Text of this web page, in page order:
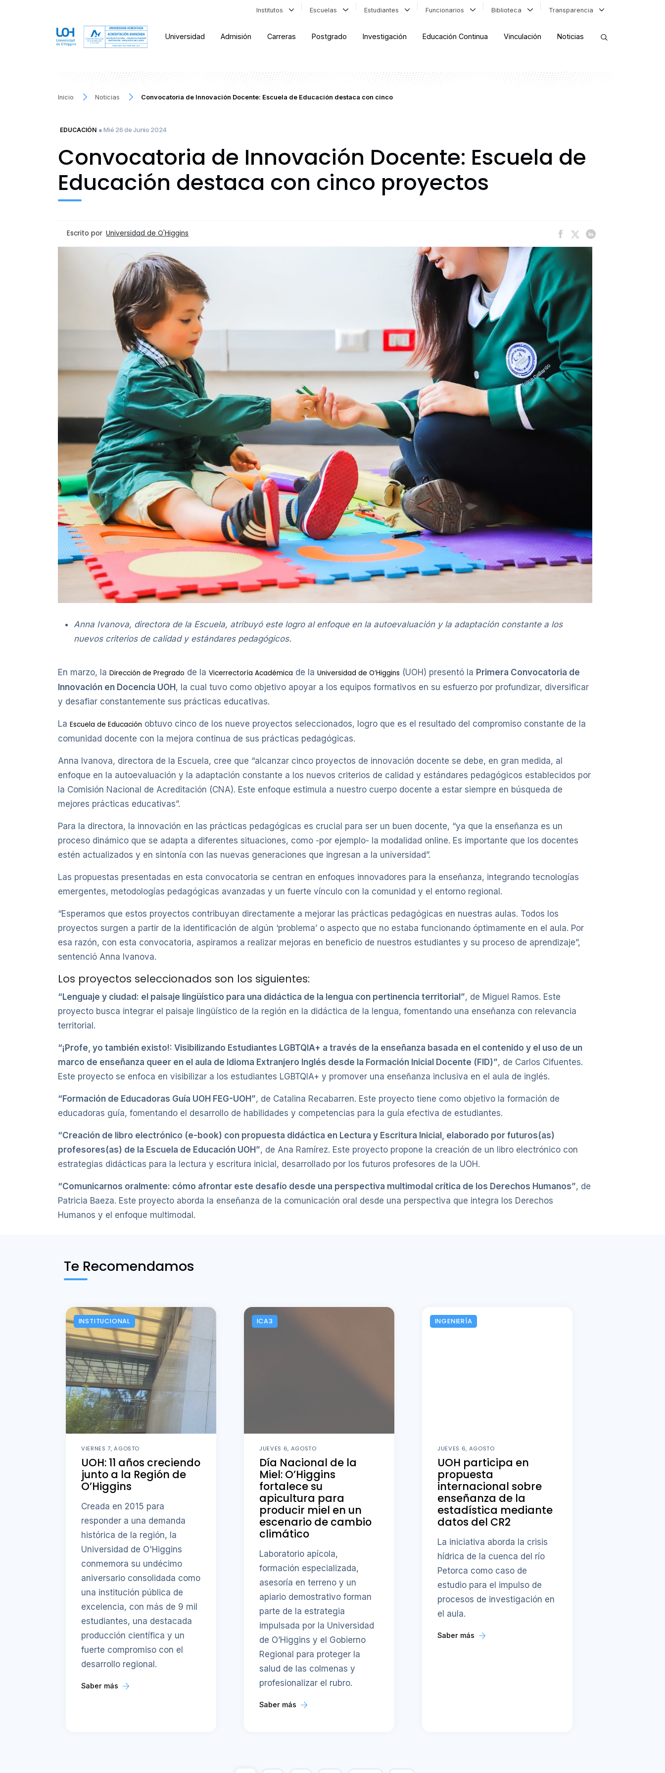
Institutos Escuelas Estudiantes Funcionarios Biblioteca Transparencia
Universidad Admisión Carreras Postgrado Investigación Educación Continua Vinculación Noticias
Inicio Noticias Convocatoria de Innovación Docente: Escuela de Educación destaca con cinco
EDUCACIÓN ● Mié 26 de Junio 2024
Convocatoria de Innovación Docente: Escuela de
Educación destaca con cinco proyectos
Escrito por Universidad de O'Higgins
Anna Ivanova, directora de la Escuela, atribuyó este logro al enfoque en la autoevaluación y la adaptación constante a los
nuevos criterios de calidad y estándares pedagógicos.
En marzo, la Dirección de Pregrado de la Vicerrectoría Académica de la Universidad de O’Higgins (UOH) presentó la Primera Convocatoria de
Innovación en Docencia UOH, la cual tuvo como objetivo apoyar a los equipos formativos en su esfuerzo por profundizar, diversificar
y desafiar constantemente sus prácticas educativas.
La Escuela de Educación obtuvo cinco de los nueve proyectos seleccionados, logro que es el resultado del compromiso constante de la
comunidad docente con la mejora continua de sus prácticas pedagógicas.
Anna Ivanova, directora de la Escuela, cree que “alcanzar cinco proyectos de innovación docente se debe, en gran medida, al
enfoque en la autoevaluación y la adaptación constante a los nuevos criterios de calidad y estándares pedagógicos establecidos por
la Comisión Nacional de Acreditación (CNA). Este enfoque estimula a nuestro cuerpo docente a estar siempre en búsqueda de
mejores prácticas educativas”.
Para la directora, la innovación en las prácticas pedagógicas es crucial para ser un buen docente, “ya que la enseñanza es un
proceso dinámico que se adapta a diferentes situaciones, como -por ejemplo- la modalidad online. Es importante que los docentes
estén actualizados y en sintonía con las nuevas generaciones que ingresan a la universidad”.
Las propuestas presentadas en esta convocatoria se centran en enfoques innovadores para la enseñanza, integrando tecnologías
emergentes, metodologías pedagógicas avanzadas y un fuerte vínculo con la comunidad y el entorno regional.
“Esperamos que estos proyectos contribuyan directamente a mejorar las prácticas pedagógicas en nuestras aulas. Todos los
proyectos surgen a partir de la identificación de algún ‘problema’ o aspecto que no estaba funcionando óptimamente en el aula. Por
esa razón, con esta convocatoria, aspiramos a realizar mejoras en beneficio de nuestros estudiantes y su proceso de aprendizaje”,
sentenció Anna Ivanova.
Los proyectos seleccionados son los siguientes:
“Lenguaje y ciudad: el paisaje lingüístico para una didáctica de la lengua con pertinencia territorial”, de Miguel Ramos. Este
proyecto busca integrar el paisaje lingüístico de la región en la didáctica de la lengua, fomentando una enseñanza con relevancia
territorial.
“¡Profe, yo también existo!: Visibilizando Estudiantes LGBTQIA+ a través de la enseñanza basada en el contenido y el uso de un
marco de enseñanza queer en el aula de Idioma Extranjero Inglés desde la Formación Inicial Docente (FID)”, de Carlos Cifuentes.
Este proyecto se enfoca en visibilizar a los estudiantes LGBTQIA+ y promover una enseñanza inclusiva en el aula de inglés.
“Formación de Educadoras Guía UOH FEG-UOH”, de Catalina Recabarren. Este proyecto tiene como objetivo la formación de
educadoras guía, fomentando el desarrollo de habilidades y competencias para la guía efectiva de estudiantes.
“Creación de libro electrónico (e-book) con propuesta didáctica en Lectura y Escritura Inicial, elaborado por futuros(as)
profesores(as) de la Escuela de Educación UOH”, de Ana Ramírez. Este proyecto propone la creación de un libro electrónico con
estrategias didácticas para la lectura y escritura inicial, desarrollado por los futuros profesores de la UOH.
“Comunicarnos oralmente: cómo afrontar este desafío desde una perspectiva multimodal crítica de los Derechos Humanos”, de
Patricia Baeza. Este proyecto aborda la enseñanza de la comunicación oral desde una perspectiva que integra los Derechos
Humanos y el enfoque multimodal.
Te Recomendamos
INSTITUCIONAL
VIERNES 7, AGOSTO
UOH: 11 años creciendo
junto a la Región de
O’Higgins
Creada en 2015 para
responder a una demanda
histórica de la región, la
Universidad de O'Higgins
conmemora su undécimo
aniversario consolidada como
una institución pública de
excelencia, con más de 9 mil
estudiantes, una destacada
producción científica y un
fuerte compromiso con el
desarrollo regional.
Saber más
ICA3
JUEVES 6, AGOSTO
Día Nacional de la
Miel: O’Higgins
fortalece su
apicultura para
producir miel en un
escenario de cambio
climático
Laboratorio apícola,
formación especializada,
asesoría en terreno y un
apiario demostrativo forman
parte de la estrategia
impulsada por la Universidad
de O’Higgins y el Gobierno
Regional para proteger la
salud de las colmenas y
profesionalizar el rubro.
Saber más
INGENIERÍA
JUEVES 6, AGOSTO
UOH participa en
propuesta
internacional sobre
enseñanza de la
estadística mediante
datos del CR2
La iniciativa aborda la crisis
hídrica de la cuenca del río
Petorca como caso de
estudio para el impulso de
procesos de investigación en
el aula.
Saber más